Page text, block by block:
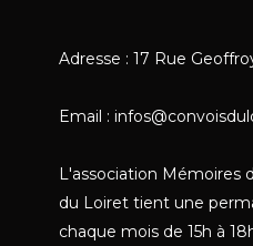
Adresse : 17 Rue
Email :
L'association Mémoires
du Loiret tient une
chaque mois de 15h à